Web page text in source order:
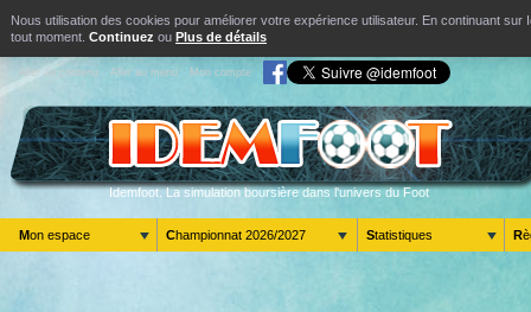
Nous utilisation des cookies pour améliorer votre expérience utilisateur. En continuant
tout moment. Continuez ou Plus de détails
Aller au contenu Aller au menu Mon compte
Idemfoot. La simulation boursière dans l'univers du Foot
Mon espace Championnat 2026/2027 Statistiques